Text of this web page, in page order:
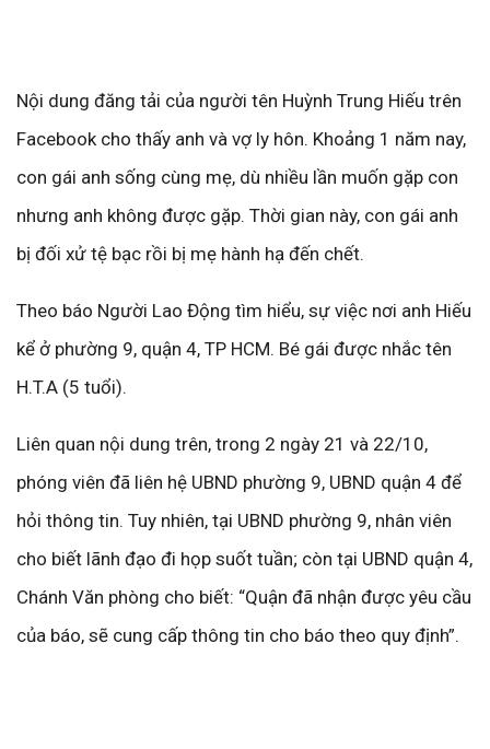
Nội dung đăng tải của người tên Huỳnh Trung Hiếu trên
Facebook cho thấy anh và vợ ly hôn. Khoảng 1 năm nay,
con gái anh sống cùng mẹ, dù nhiều lần muốn gặp con
nhưng anh không được gặp. Thời gian này, con gái anh
bị đối xử tệ bạc rồi bị mẹ hành hạ đến chết.
Theo báo Người Lao Động tìm hiểu, sự việc nơi anh Hiếu
kể ở phường 9, quận 4, TP HCM. Bé gái được nhắc tên
H.T.A (5 tuổi).
Liên quan nội dung trên, trong 2 ngày 21 và 22/10,
phóng viên đã liên hệ UBND phường 9, UBND quận 4 để
hỏi thông tin. Tuy nhiên, tại UBND phường 9, nhân viên
cho biết lãnh đạo đi họp suốt tuần; còn tại UBND quận 4,
Chánh Văn phòng cho biết: “Quận đã nhận được yêu cầu
của báo, sẽ cung cấp thông tin cho báo theo quy định”.